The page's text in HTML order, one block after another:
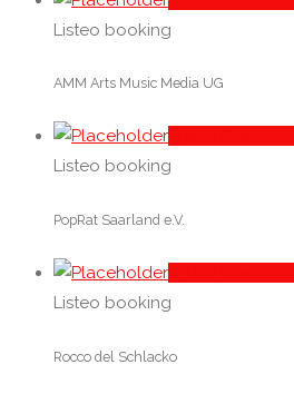
Listeo booking
AMM Arts Music Media UG
Listeo booking
PopRat Saarland e.V.
Listeo booking
Rocco del Schlacko